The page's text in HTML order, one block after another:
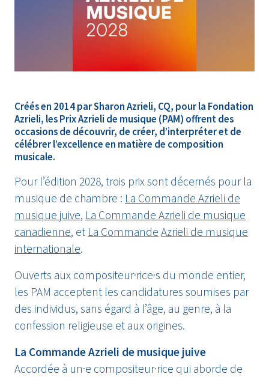
Créés en 2014 par Sharon Azrieli, CQ, pour la Fondation
Azrieli, les Prix Azrieli de musique (PAM) offrent des
occasions de découvrir, de créer, d’interpréter et de
célébrer l’excellence en matière de composition
musicale.
Pour l’édition 2028, trois prix sont décernés pour la
musique de chambre : La Commande Azrieli de
musique juive, La Commande Azrieli de musique
canadienne, et La Commande Azrieli de musique
internationale.
Ouverts aux compositeur·rice·s du monde entier,
les PAM acceptent les candidatures soumises par
des individus, sans égard à l’âge, au genre, à la
confession religieuse et aux origines.
La Commande Azrieli de musique juive
Accordée à un·e compositeur·rice qui aborde de